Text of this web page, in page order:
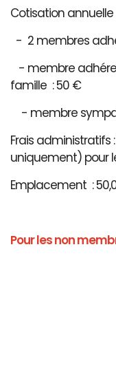
Cotisation
- 2 membres
- membre
famille : 50 €
- membre
Frais
uniquement) pour
Emplacement :
Pour les non